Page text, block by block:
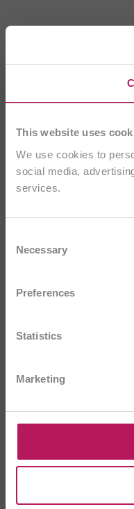
This website uses
We use cookies to
social media,
services.
Selection
Necessary
Preferences
Statistics
Marketing